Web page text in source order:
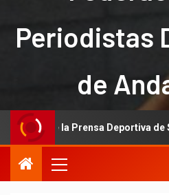
Periodistas
de
de la Prensa Deportiva de